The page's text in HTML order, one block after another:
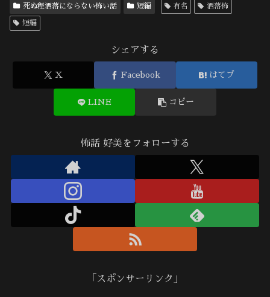
死ぬ程洒落にならない怖い話 短編 有名 洒落怖
短編
シェアする
X Facebook はてブ
LINE コピー
怖話 好美をフォローする
「スポンサーリンク」